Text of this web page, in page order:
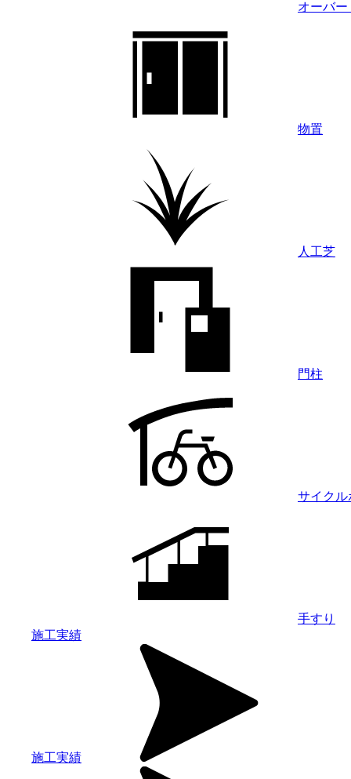
オーバー
物置
人工芝
門柱
サイクル
手すり
施工実績
施工実績